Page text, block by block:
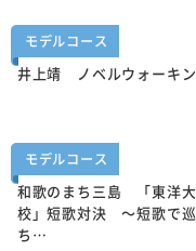
モデルコース
井上靖 ノベルウォーキ
モデルコース
和歌のまち三島 「東洋
校」短歌対決 ～短歌で巡
ち…